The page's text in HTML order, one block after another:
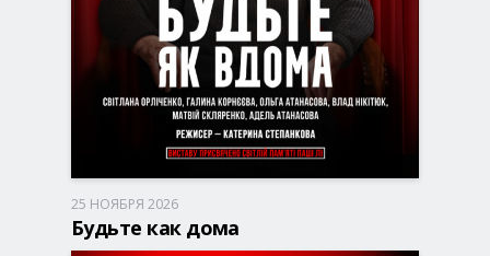
ДК Днепроспецсталь
390 - 890 грн
25 НОЯБРЯ 2026
Будьте как дома